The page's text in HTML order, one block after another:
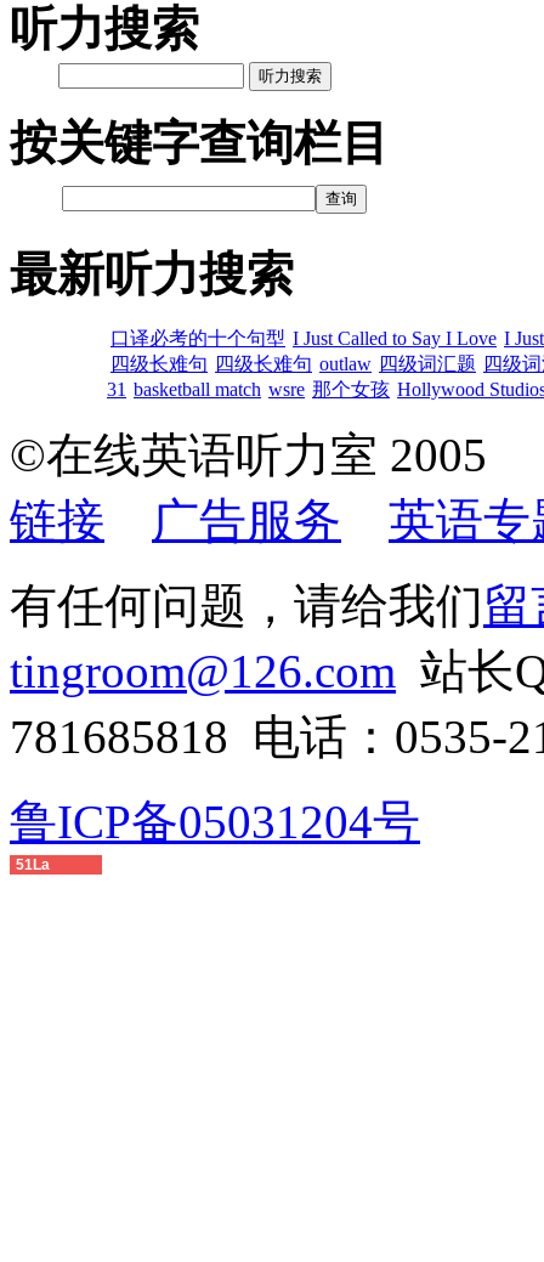
听力搜索
听力搜索
按关键字查询栏目
最新听力搜索
口译必考的十个句型 I Just Called to Say I Love I
四级长难句 四级长难句 outlaw 四级词汇题 四级
31 basketball match wsre 那个女孩 Hollywood
©在线英语听力室
链接
广告服务
英语专
有任何问题，请给我们留
tingroom@126.com 站长
781685818 电话：0535-
鲁ICP备05031204号
51La